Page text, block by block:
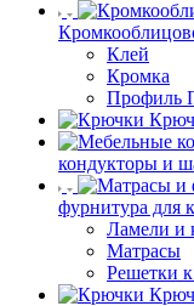
Клей
Кромка
Профиль
кондукторы и
фурнитура для
Ламели и
Матрасы
Решетки